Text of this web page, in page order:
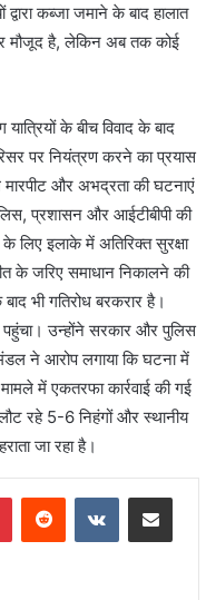
द्वारा कब्जा जमाने के बाद हालात
मौजूद है, लेकिन अब तक कोई
के बीच विवाद के बाद
पर नियंत्रण करने का प्रयास
मारपीट और अभद्रता की घटनाएं
प्रशासन और आईटीबीपी की
लिए इलाके में अतिरिक्त सुरक्षा
के जरिए समाधान निकालने की
भी गतिरोध बरकरार है।
उन्होंने सरकार और पुलिस
ने आरोप लगाया कि घटना में
में एकतरफा कार्रवाई की गई
रहे 5-6 निहंगों और स्थानीय
जा रहा है।